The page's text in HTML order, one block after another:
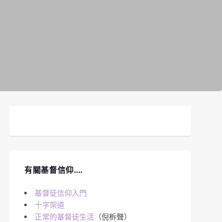
有關基督信仰….
基督徒信仰入門
十字架道
正常的基督徒生活 （倪柝聲）